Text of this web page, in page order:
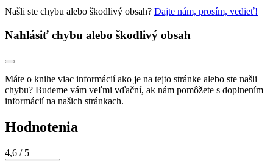
Našli ste chybu alebo škodlivý obsah? Dajte nám, prosím, vedieť!
Nahlásiť chybu alebo škodlivý obsah
Máte o knihe viac informácií ako je na tejto stránke alebo ste našli
chybu? Budeme vám veľmi vďační, ak nám pomôžete s doplnením
informácií na našich stránkach.
Hodnotenia
4,6 / 5